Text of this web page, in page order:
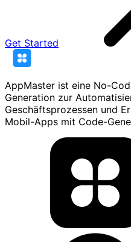
Get Started
AppMaster ist eine No-
Generation zur
Geschäftsprozessen und
Mobil-Apps mit Code-